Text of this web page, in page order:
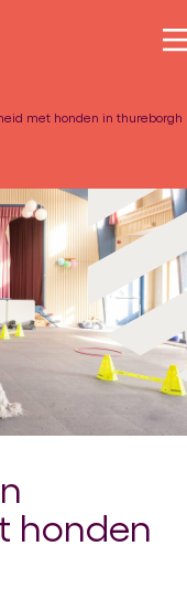
met honden in thureborgh
honden